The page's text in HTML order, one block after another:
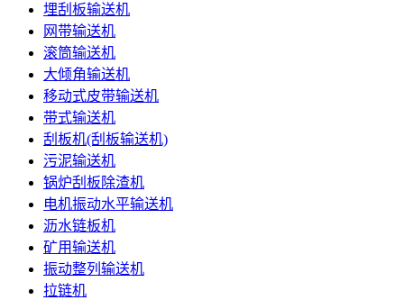
埋刮板输送机
网带输送机
滚筒输送机
大倾角输送机
移动式皮带输送机
带式输送机
刮板机(刮板输送机)
污泥输送机
锅炉刮板除渣机
电机振动水平输送机
沥水链板机
矿用输送机
振动整列输送机
拉链机